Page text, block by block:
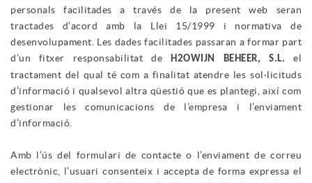
personals facilitades a través de la present web seran
tractades d’acord amb la Llei 15/1999 i normativa de
desenvolupament. Les dades facilitades passaran a formar part
d’un fitxer responsabilitat de H2OWIJN BEHEER, S.L.
el
tractament del qual té com a finalitat atendre les sol·licituds
d’informació i qualsevol altra qüestió que es plantegi, així com
gestionar les comunicacions de l’empresa i l’enviament
d’informació.
Amb l’ús del formulari de contacte o l’enviament de correu
electrònic, l’usuari consenteix i accepta de forma expressa el